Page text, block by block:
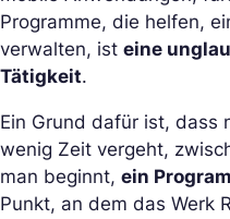
Programme, die helfen,
verwalten, ist eine
Tätigkeit.
Ein Grund dafür ist, dass
wenig Zeit vergeht,
man beginnt, ein
Punkt, an dem das Werk